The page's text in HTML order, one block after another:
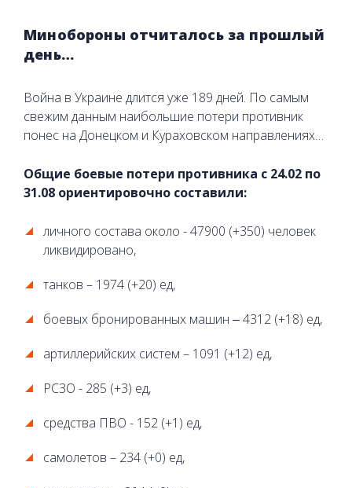
Минобороны отчиталось за прошлый
день…
Война в Украине длится уже 189 дней. По самым
свежим данным наибольшие потери противник
понес на Донецком и Кураховском направлениях…
Общие боевые потери противника с 24.02 по
31.08 ориентировочно составили:
личного состава около - 47900 (+350) человек
ликвидировано,
танков – 1974 (+20) ед,
боевых бронированных машин ‒ 4312 (+18) ед,
артиллерийских систем – 1091 (+12) ед,
РСЗО - 285 (+3) ед,
средства ПВО - 152 (+1) ед,
самолетов – 234 (+0) ед,